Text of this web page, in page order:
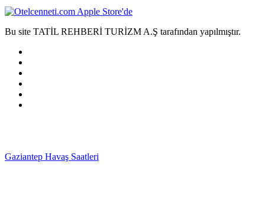
Bu site TATİL REHBERİ TURİZM A.Ş tarafından yapılmıştır.
Gaziantep Havaş Saatleri